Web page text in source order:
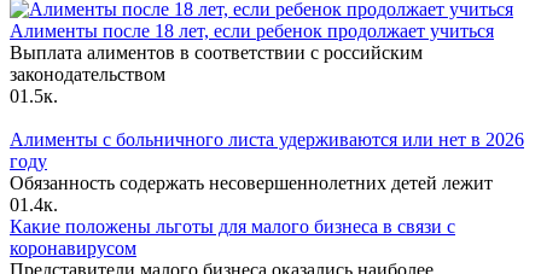
Алименты после 18 лет, если ребенок продолжает учиться
Выплата алиментов в соответствии с российским
законодательством
01.5к.
Алименты с больничного листа удерживаются или нет в 2026
году
Обязанность содержать несовершеннолетних детей лежит
01.4к.
Какие положены льготы для малого бизнеса в связи с
коронавирусом